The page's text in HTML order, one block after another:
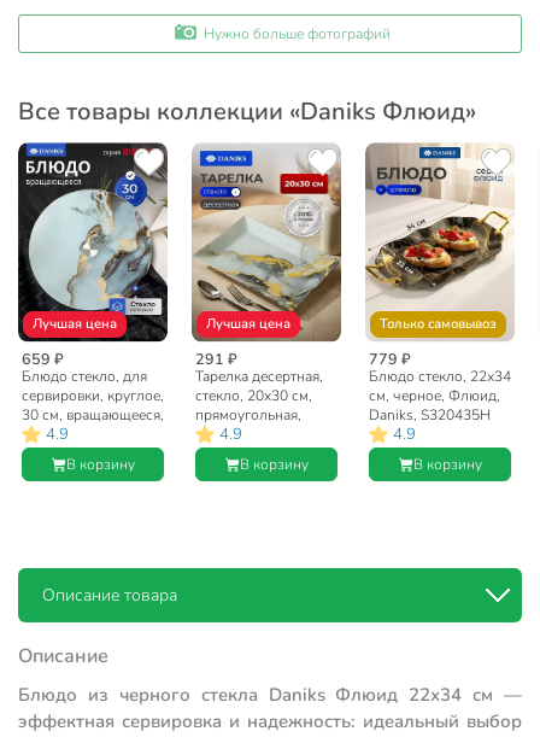
Нужно больше фотографий
Все товары коллекции «Daniks Флюид»
Лучшая цена
659 ₽
Блюдо стекло, для
сервировки, круглое,
30 см, вращающееся,
Флюид, Daniks
4.9
В корзину
Лучшая цена
291 ₽
Тарелка десертная,
стекло, 20х30 см,
прямоугольная,
Флюид, Daniks
4.9
В корзину
Только самовывоз
779 ₽
Блюдо стекло, 22х34
см, черное, Флюид,
Daniks, S320435H
4.9
В корзину
Описание товара
Описание
Блюдо из черного стекла Daniks Флюид 22х34 см —
эффектная сервировка и надежность: идеальный выбор